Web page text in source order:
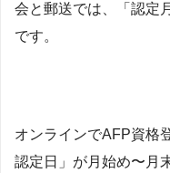
会と郵送では、「認定
です。
オンラインでAFP資格
認定日」が月始め〜月